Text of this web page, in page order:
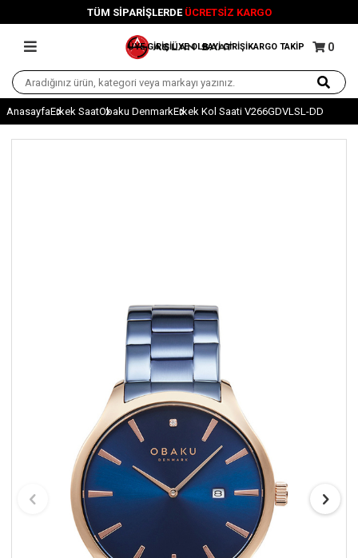
TÜM SİPARİŞLERDE ÜCRETSİZ KARGO
ÜYE GİRİŞİÜYE OLBAYİ GİRİŞİKARGO TAKİP 0
AnasayfaErkek SaatObaku DenmarkErkek Kol Saati V266GDVLSL-DD